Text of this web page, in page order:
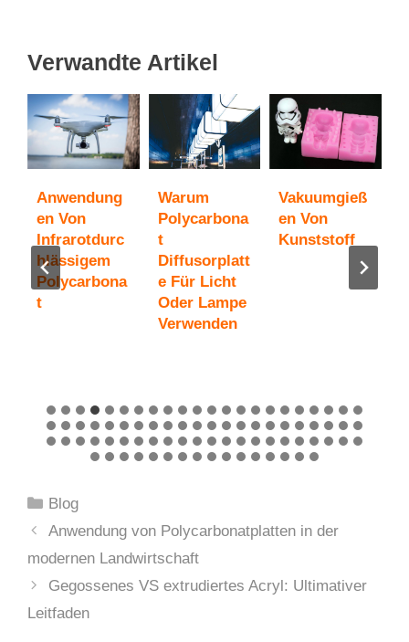
Verwandte Artikel
Anwendung
En Von
Infrarotdurc
Hlässigem
Polycarbona
T
Warum
Polycarbona
T
Diffusorplatt
E Für Licht
Oder Lampe
Verwenden
Vakuumgieß
En Von
Kunststoff
Kategorien
Blog
Anwendung von Polycarbonatplatten in der
modernen Landwirtschaft
Gegossenes VS extrudiertes Acryl: Ultimativer
Leitfaden